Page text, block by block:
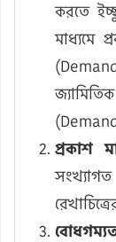
করতে
মাধ্যমে
প্রকাশ